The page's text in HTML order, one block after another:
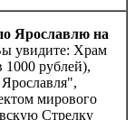
Ярославлю на
увидите: Храм
рублей),
мирового
Стрелку